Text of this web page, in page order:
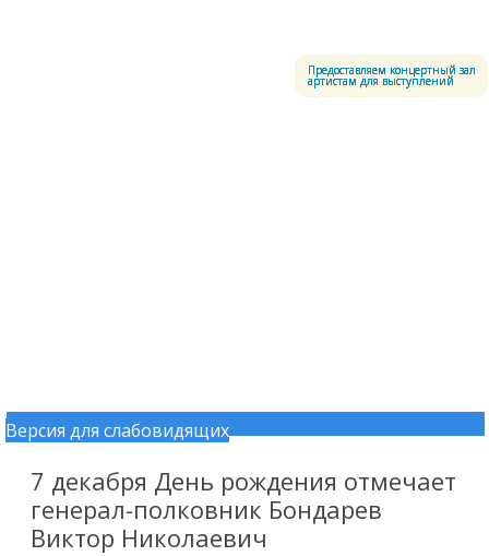
Версия для слабовидящих
Предоставляем концертный зал
артистам для выступлений
Перейти к содержимому
7 декабря День рождения отмечает
генерал-полковник Бондарев
Виктор Николаевич